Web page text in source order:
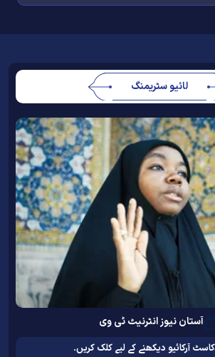
لائیو سٹریمنگ
آستان نیوز انٹرنیٹ ٹی وی
آرکائیو دیکھنے کے لیے کلک کریں۔